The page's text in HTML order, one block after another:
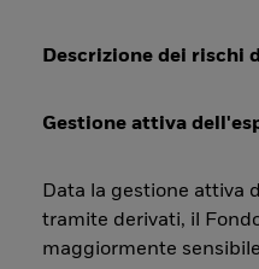
Descrizione dei rischi
Gestione attiva
Data la gestione attiva
tramite derivati, il
maggiormente